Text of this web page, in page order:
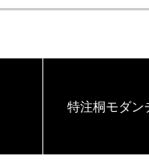
特注桐モダン